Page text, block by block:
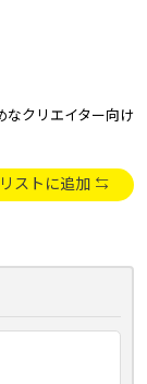
なクリエイター向け
ストに追加